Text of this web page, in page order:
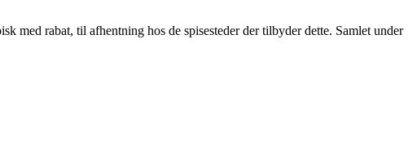
med rabat, til afhentning hos de spisesteder der tilbyder dette. Samlet under